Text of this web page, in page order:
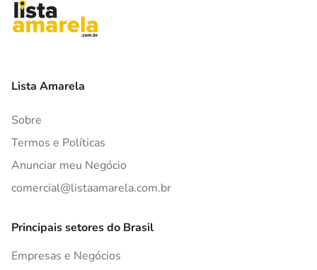
Lista Amarela
Sobre
Termos e Políticas
Anunciar meu Negócio
comercial@listaamarela.com.br
Principais setores do Brasil
Empresas e Negócios